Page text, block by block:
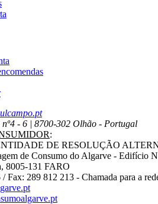
nº4 - 6 | 8700-302 Olhão - Portugal
:
DE RESOLUÇÃO
de Consumo do Algarve - Edifício
8005-131 FARO
Fax: 289 812 213 - Chamada para a